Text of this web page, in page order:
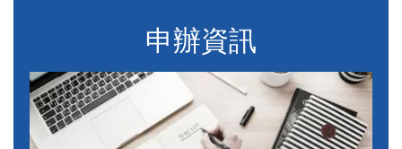
申辦資訊